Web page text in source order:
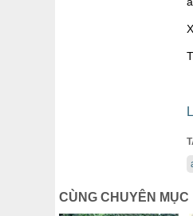
CÙNG CHUYÊN MỤC